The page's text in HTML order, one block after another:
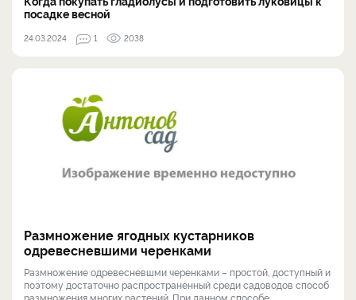
посадке весной
24.03.2024 1 2038
Размножение ягодных кустарников
одревесневшими черенками
Размножение одревесневшми черенками – простой, доступный и
поэтому достаточно распространенный среди садоводов способ
размножения многих растений. При данном способе